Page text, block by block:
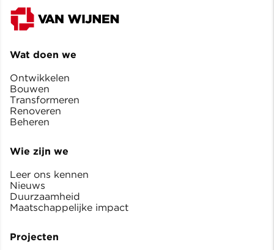
Wat doen we
Ontwikkelen
Bouwen
Transformeren
Renoveren
Beheren
Wie zijn we
Leer ons kennen
Nieuws
Duurzaamheid
Maatschappelijke impact
Projecten